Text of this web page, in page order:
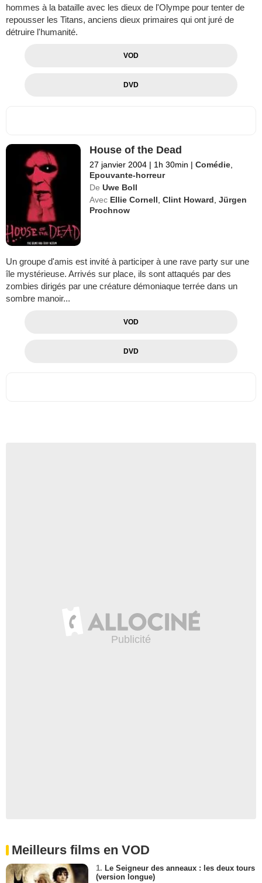
hommes à la bataille avec les dieux de l'Olympe pour tenter de
repousser les Titans, anciens dieux primaires qui ont juré de
détruire l'humanité.
VOD
DVD
House of the Dead
27 janvier 2004 | 1h 30min | Comédie
Epouvante-horreur
De Uwe Boll
Avec Ellie Cornell ,Clint Howard ,Jürgen
Prochnow
Un groupe d'amis est invité à participer à une rave party sur une
île mystérieuse. Arrivés sur place, ils sont attaqués par des
zombies dirigés par une créature démoniaque terrée dans un
sombre manoir...
VOD
DVD
Meilleurs films en VOD
1. Le Seigneur des anneaux : les deux tours
(version longue)